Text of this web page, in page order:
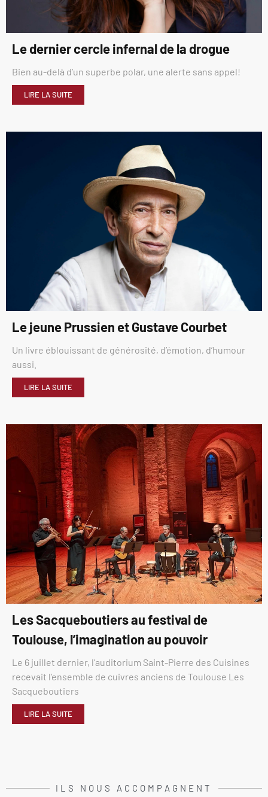
Le dernier cercle infernal de la drogue
Bien au-delà d’un superbe polar, une alerte sans appel!
LIRE LA SUITE
Le jeune Prussien et Gustave Courbet
Un livre éblouissant de générosité, d’émotion, d’humour
aussi.
LIRE LA SUITE
Les Sacqueboutiers au festival de
Toulouse, l’imagination au pouvoir
Le 6 juillet dernier, l’auditorium Saint-Pierre des Cuisines
recevait l’ensemble de cuivres anciens de Toulouse Les
Sacqueboutiers
LIRE LA SUITE
ILS NOUS ACCOMPAGNENT